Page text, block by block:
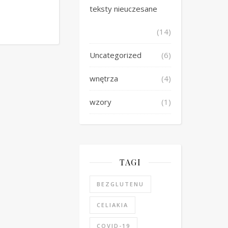
teksty nieuczesane
(14)
Uncategorized (6)
wnętrza (4)
wzory (1)
TAGI
BEZGLUTENU
CELIAKIA
COVID-19